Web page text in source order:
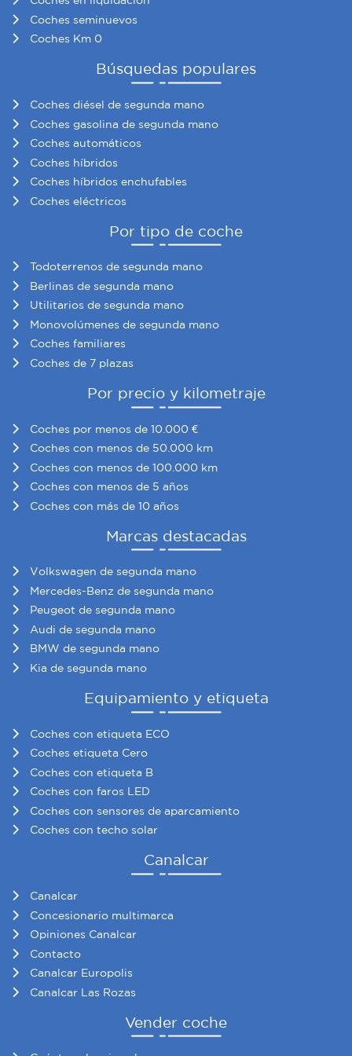
nuestros partners de redes sociales, publicidad y análisis
web, quienes pueden combinarla con otra información
partir del uso que haya hecho de sus servicios.
Coches seminuevos
Coches Km 0
Búsquedas populares
Coches diésel de segunda mano
Coches gasolina de segunda mano
Coches automáticos
Coches híbridos
Coches híbridos enchufables
Coches eléctricos
Por tipo de coche
Todoterrenos de segunda mano
Berlinas de segunda mano
Utilitarios de segunda mano
Monovolúmenes de segunda mano
Coches familiares
Coches de 7 plazas
Por precio y kilometraje
Coches por menos de 10.000 €
Coches con menos de 50.000 km
Coches con menos de 100.000 km
Coches con menos de 5 años
Coches con más de 10 años
Marcas destacadas
Volkswagen de segunda mano
Mercedes-Benz de segunda mano
Peugeot de segunda mano
Audi de segunda mano
BMW de segunda mano
Kia de segunda mano
Equipamiento y etiqueta
Coches con etiqueta ECO
Coches etiqueta Cero
Coches con etiqueta B
Coches con faros LED
Coches con sensores de aparcamiento
Coches con techo solar
Canalcar
Canalcar
Concesionario multimarca
Opiniones Canalcar
Contacto
Canalcar Europolis
Canalcar Las Rozas
Vender coche